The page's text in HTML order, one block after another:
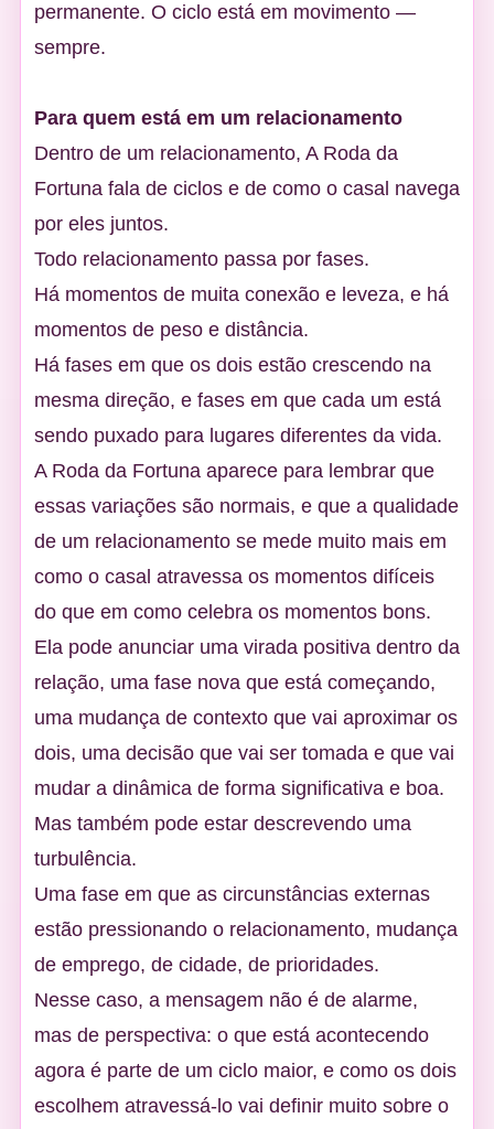
permanente. O ciclo está em movimento —
sempre.
Para quem está em um relacionamento
Dentro de um relacionamento, A Roda da
Fortuna fala de ciclos e de como o casal navega
por eles juntos.
Todo relacionamento passa por fases.
Há momentos de muita conexão e leveza, e há
momentos de peso e distância.
Há fases em que os dois estão crescendo na
mesma direção, e fases em que cada um está
sendo puxado para lugares diferentes da vida.
A Roda da Fortuna aparece para lembrar que
essas variações são normais, e que a qualidade
de um relacionamento se mede muito mais em
como o casal atravessa os momentos difíceis
do que em como celebra os momentos bons.
Ela pode anunciar uma virada positiva dentro da
relação, uma fase nova que está começando,
uma mudança de contexto que vai aproximar os
dois, uma decisão que vai ser tomada e que vai
mudar a dinâmica de forma significativa e boa.
Mas também pode estar descrevendo uma
turbulência.
Uma fase em que as circunstâncias externas
estão pressionando o relacionamento, mudança
de emprego, de cidade, de prioridades.
Nesse caso, a mensagem não é de alarme,
mas de perspectiva: o que está acontecendo
agora é parte de um ciclo maior, e como os dois
escolhem atravessá-lo vai definir muito sobre o